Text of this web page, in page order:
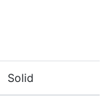
Solid